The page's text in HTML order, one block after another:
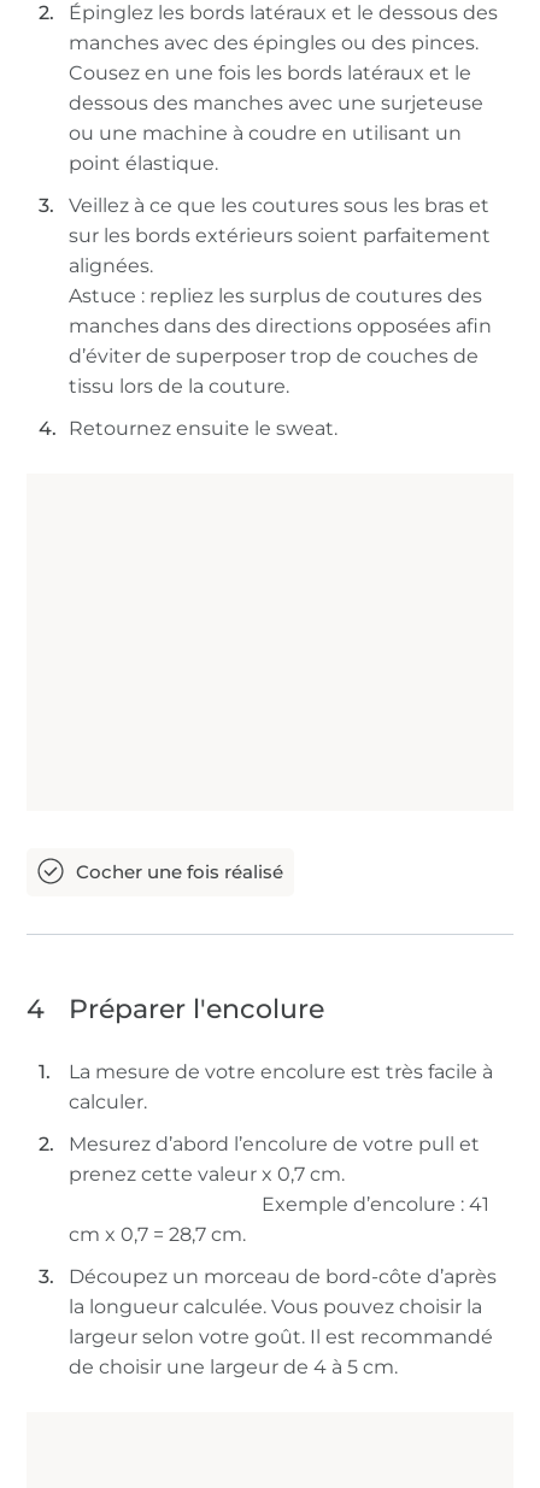
Épinglez les bords latéraux et le dessous des
manches avec des épingles ou des pinces.
Cousez en une fois les bords latéraux et le
dessous des manches avec une surjeteuse
ou une machine à coudre en utilisant un
point élastique.
Veillez à ce que les coutures sous les bras et
sur les bords extérieurs soient parfaitement
alignées.
Astuce : repliez les surplus de coutures des
manches dans des directions opposées afin
d’éviter de superposer trop de couches de
tissu lors de la couture.
Retournez ensuite le sweat.
4 Préparer l'encolure
La mesure de votre encolure est très facile à
calculer.
Mesurez d’abord l’encolure de votre pull et
prenez cette valeur x 0,7 cm.
Exemple d’encolure : 41
cm x 0,7 = 28,7 cm.
Découpez un morceau de bord-côte d’après
la longueur calculée. Vous pouvez choisir la
largeur selon votre goût. Il est recommandé
de choisir une largeur de 4 à 5 cm.